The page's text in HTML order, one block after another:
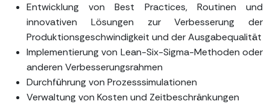
Entwicklung von Best Practices, Routinen und
innovativen Lösungen zur Verbesserung der
Produktionsgeschwindigkeit und der Ausgabequalität
Implementierung von Lean-Six-Sigma-Methoden oder
anderen Verbesserungsrahmen
Durchführung von Prozesssimulationen
Verwaltung von Kosten und Zeitbeschränkungen